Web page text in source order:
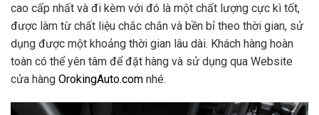
cao cấp nhất và đi kèm với đó là một chất lượng cực kì tốt,
được làm từ chất liệu chắc chắn và bền bỉ theo thời gian, sử
dụng được một khoảng thời gian lâu dài. Khách hàng hoàn
toàn có thể yên tâm để đặt hàng và sử dụng qua Website
cửa hàng OrokingAuto.com nhé.